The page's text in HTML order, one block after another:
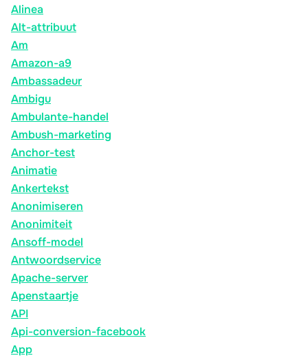
Alinea
Alt-attribuut
Am
Amazon-a9
Ambassadeur
Ambigu
Ambulante-handel
Ambush-marketing
Anchor-test
Animatie
Ankertekst
Anonimiseren
Anonimiteit
Ansoff-model
Antwoordservice
Apache-server
Apenstaartje
API
Api-conversion-facebook
App